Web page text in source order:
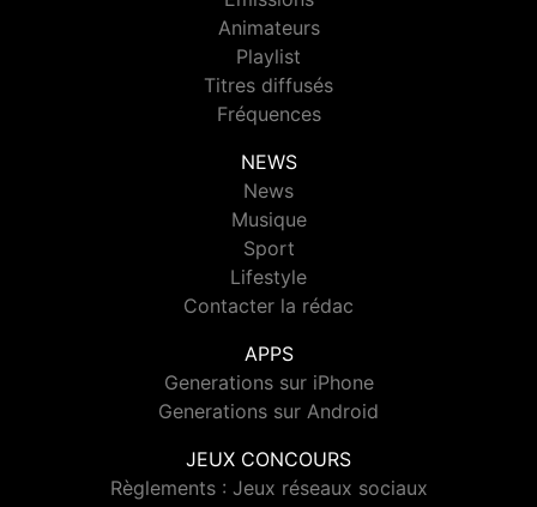
Animateurs
Playlist
Titres diffusés
Fréquences
NEWS
News
Musique
Sport
Lifestyle
Contacter la rédac
APPS
Generations sur iPhone
Generations sur Android
JEUX CONCOURS
Règlements : Jeux réseaux sociaux